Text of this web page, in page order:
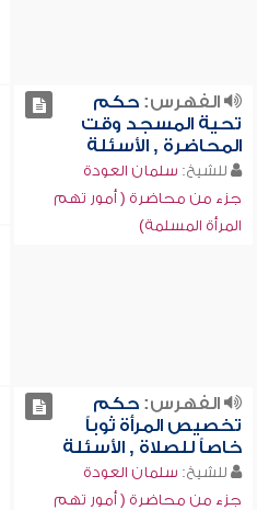
الفهرس:حكم
تحية المسجد وقت
المحاضرة , الأسئلة
للشيخ: سلمان العودة
جزء من محاضرة ( أمور تهم
المرأة المسلمة)
الفهرس:حكم
تخصيص المرأة ثوباً
خاصاً للصلاة , الأسئلة
للشيخ: سلمان العودة
جزء من محاضرة ( أمور تهم